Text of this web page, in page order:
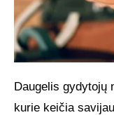
Daugelis gydytojų
kurie keičia